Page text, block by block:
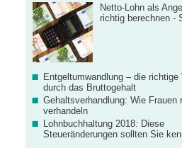
Netto-Lohn als
richtig berechnen -
Entgeltumwandlung – die richtige
durch das Bruttogehalt
Gehaltsverhandlung: Wie Frauen
verhandeln
Lohnbuchhaltung 2018: Diese
Steueränderungen sollten Sie